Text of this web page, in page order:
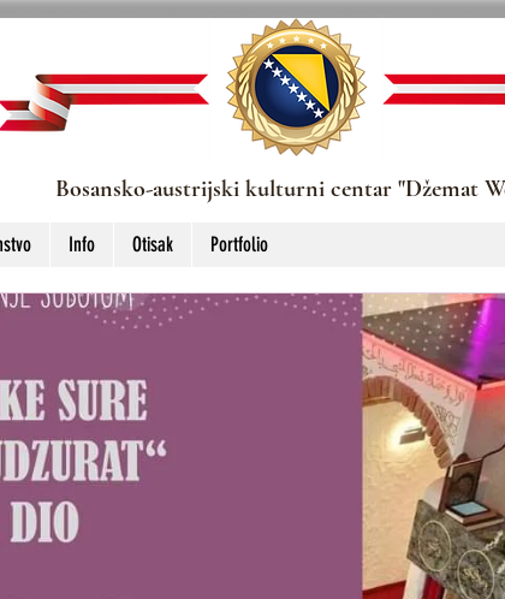
Bosansko-austrijski kulturni centar "Džemat
Info Otisak Portfolio